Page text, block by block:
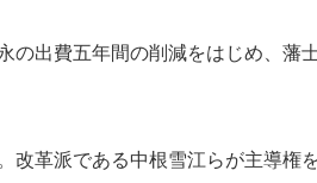
の出費五年間の削減をはじめ、藩
改革派である中根雪江らが主導権